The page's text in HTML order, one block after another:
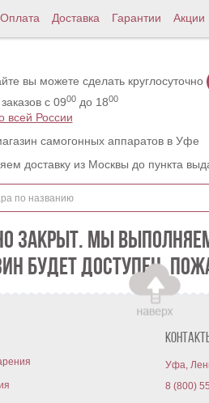
Оплата Доставка Гарантии Акции
вы можете сделать круглосуточно
с 0900до 1800
всей России
самогонных аппаратов в Уфе
доставку из Москвы до пункта
ЗАКРЫТ. МЫ
БУДЕТ ДОСТУПЕН.
Уфа,
8 (800)